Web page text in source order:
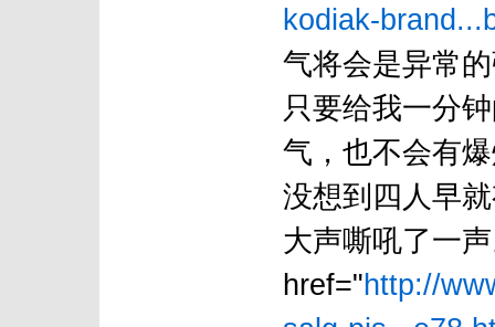
kodiak-
气将会是异常
只要给我一分
气，也不会有
没想到四人早
大声嘶吼了一
href="http://